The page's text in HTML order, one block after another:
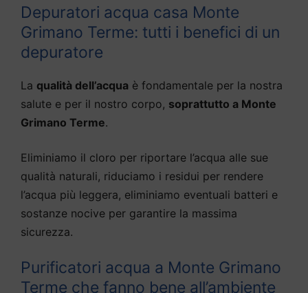
Depuratori acqua casa Monte
Grimano Terme: tutti i benefici di un
depuratore
La qualità dell’acqua è fondamentale per la nostra
salute e per il nostro corpo, soprattutto a Monte
Grimano Terme.
Eliminiamo il cloro per riportare l’acqua alle sue
qualità naturali, riduciamo i residui per rendere
l’acqua più leggera, eliminiamo eventuali batteri e
sostanze nocive per garantire la massima
sicurezza.
Purificatori acqua a Monte Grimano
Terme che fanno bene all’ambiente